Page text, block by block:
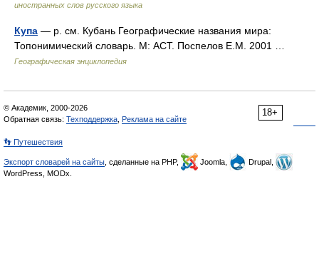
иностранных слов русского языка
Купа — р. см. Кубань Географические названия мира:
Топонимический словарь. М: АСТ. Поспелов Е.М. 2001 …
Географическая энциклопедия
18+
© Академик, 2000-2026
Обратная связь: Техподдержка Реклама на сайте
👣 Путешествия
Экспорт словарей на сайты , сделанные на PHP, Joomla,
Drupal,
WordPress, MODx.